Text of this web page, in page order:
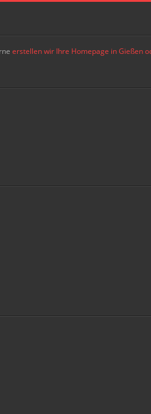
erstellen wir Ihre Homepage in Gießen